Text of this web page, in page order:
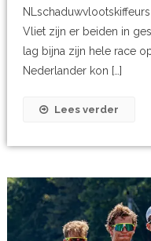
Vliet zijn er beiden in
lag bijna zijn hele race
Nederlander kon […]
Lees verder